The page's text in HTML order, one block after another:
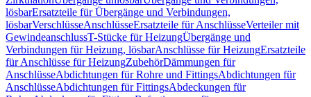
lösbarErsatzteile für Übergänge und Verbindungen,
lösbarVerschlüsseAnschlüsseErsatzteile für AnschlüsseVerteiler mit
GewindeanschlussT-Stücke für HeizungÜbergänge und
Verbindungen für Heizung, lösbarAnschlüsse für HeizungErsatzteile
für Anschlüsse für HeizungZubehörDämmungen für
AnschlüsseAbdichtungen für Rohre und FittingsAbdichtungen für
AnschlüsseAbdichtungen für FittingsAbdeckungen für